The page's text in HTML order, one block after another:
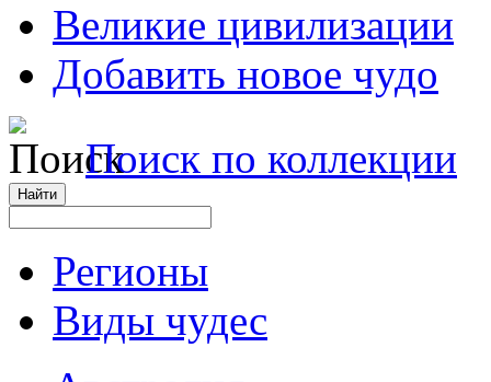
Великие цивилизации
Добавить новое чудо
Поиск по коллекции
Регионы
Виды чудес